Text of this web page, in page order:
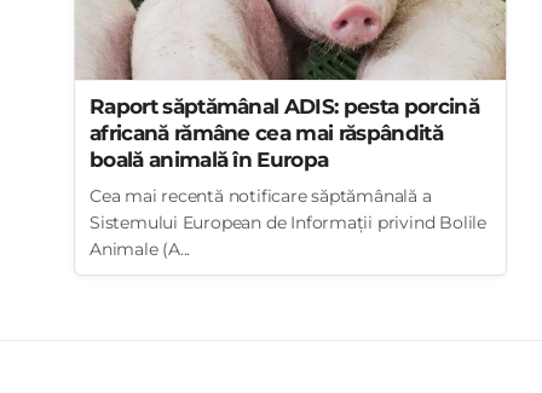
Raport săptămânal ADIS: pesta porcină
africană rămâne cea mai răspândită
boală animală în Europa
Cea mai recentă notificare săptămânală a
Sistemului European de Informații privind Bolile
Animale (A...